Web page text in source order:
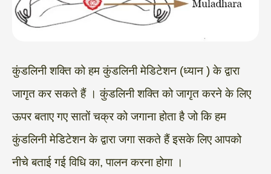
कुंडलिनी शक्ति को हम कुंडलिनी मेडिटेशन (ध्यान ) के द्वारा
जागृत कर सकते हैं । कुंडलिनी शक्ति को जागृत करने के लिए
ऊपर बताए गए सातों चक्र को जगाना होता है जो कि हम
कुंडलिनी मेडिटेशन के द्वारा जगा सकते हैं इसके लिए आपको
नीचे बताई गई विधि का, पालन करना होगा ।